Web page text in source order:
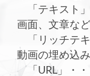
「テキスト」
画面、文章な
「リッチテキ
動画の埋め込
「URL」・・